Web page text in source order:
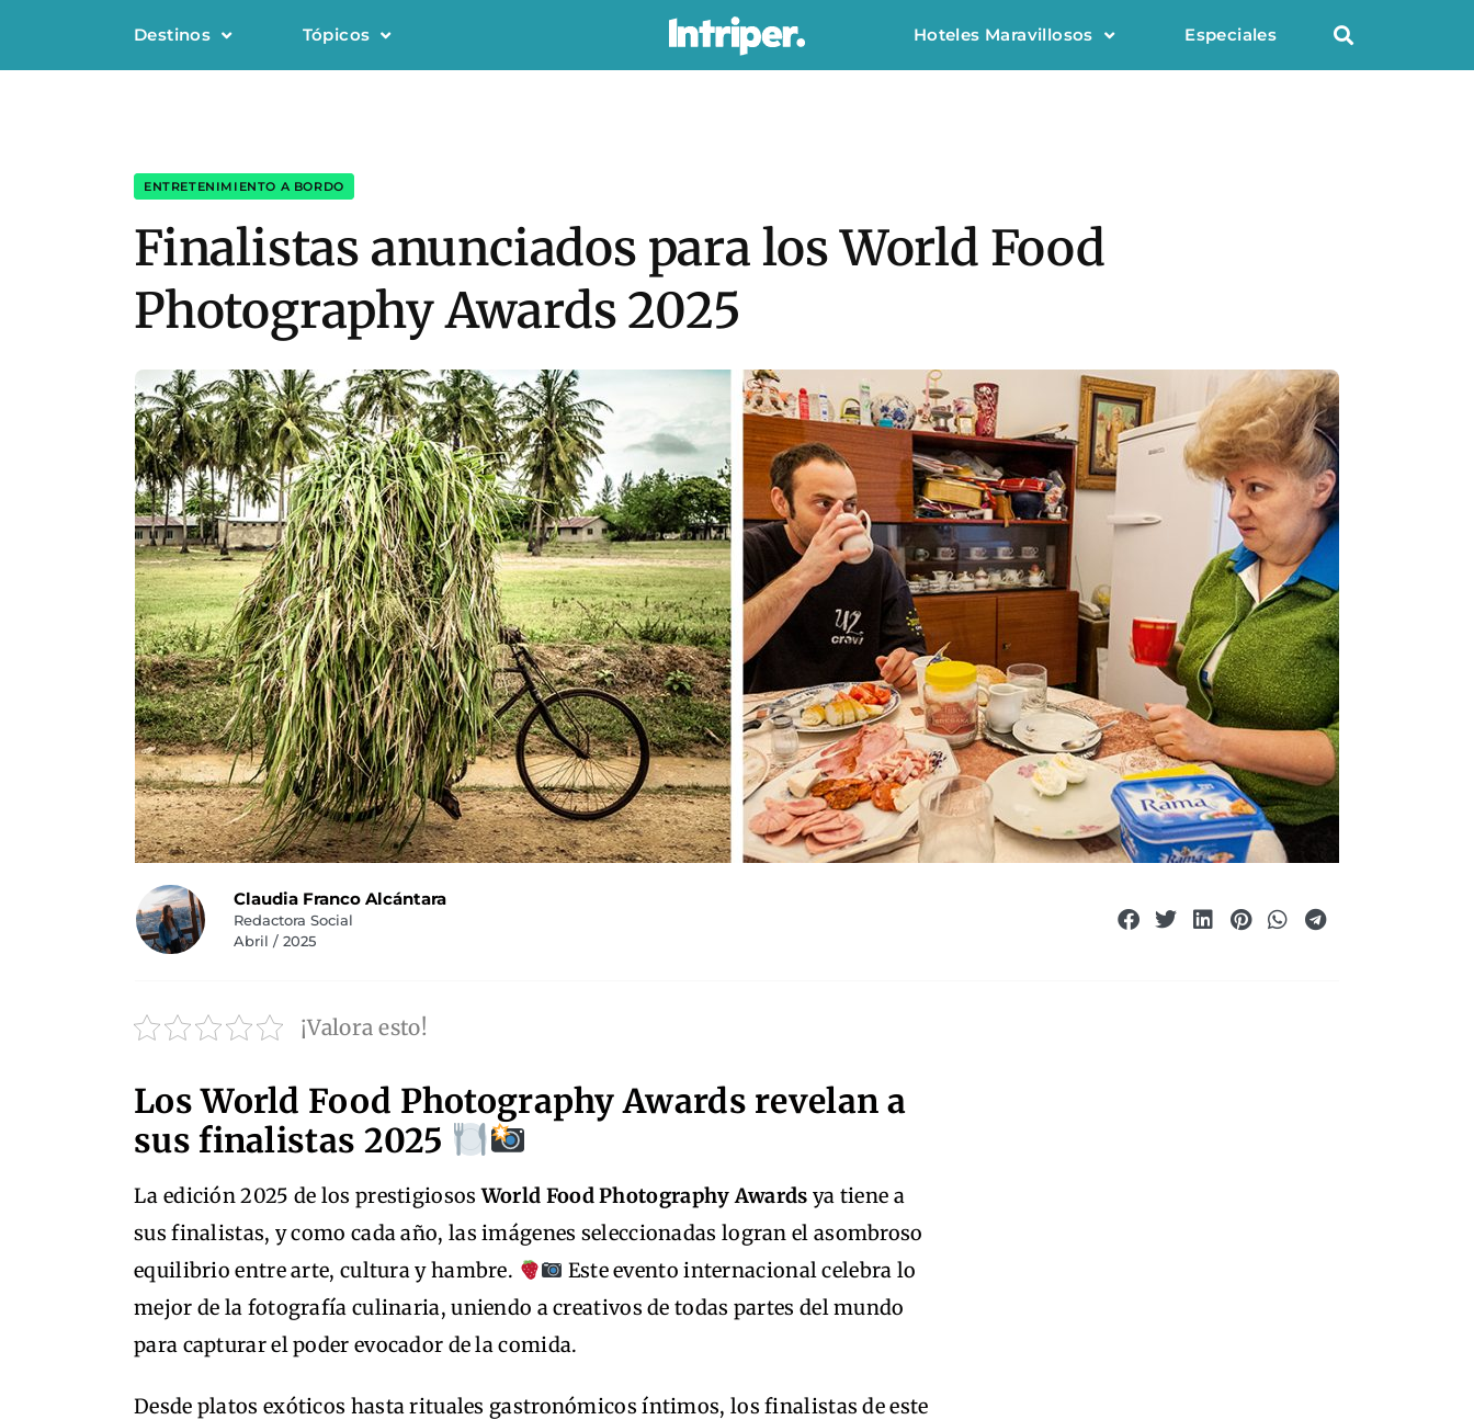
Destinos Tópicos Hoteles Maravillosos Especiales
ENTRETENIMIENTO A BORDO
Finalistas anunciados para los World Food
Photography Awards 2025
Claudia Franco Alcántara
Redactora Social
Abril / 2025
¡Valora esto!
Los World Food Photography Awards revelan a
sus finalistas 2025
La edición 2025 de los prestigiososWorld Food Photography Awards ya tiene a
sus finalistas, y como cada año, las imágenes seleccionadas logran el asombroso
equilibrio entre arte, cultura y hambre.
Este evento internacional celebra lo
mejor de la fotografía culinaria, uniendo a creativos de todas partes del mundo
para capturar el poder evocador de la comida.
Desde platos exóticos hasta rituales gastronómicos íntimos, los finalistas de este